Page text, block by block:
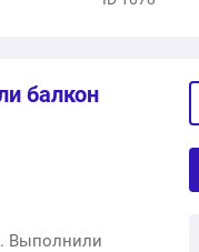
балкон
Выполнили